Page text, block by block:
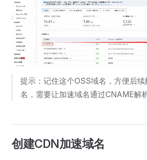
提示：记住这个OSS域名，方便后
名，需要让加速域名通过CNAME解
创建CDN加速域名